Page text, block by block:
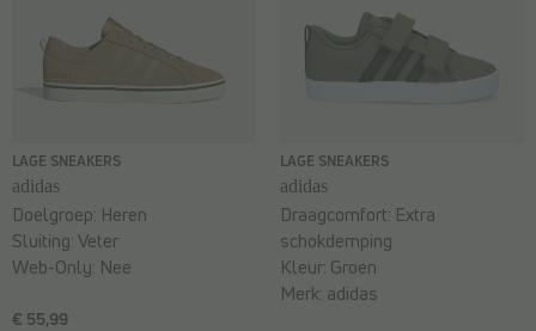
LAGE SNEAKERS
adidas
€ 55,99
Doelgroep: Heren
Sluiting:Veter
Web-Only: Nee
LAGE SNEAKERS
adidas
Draagcomfort: Extra
schokdemping
Kleur: Groen
Merk: adidas